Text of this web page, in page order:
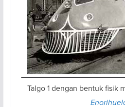
Talgo 1 dengan bentuk fisik